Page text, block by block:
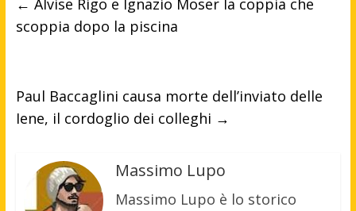
← Alvise Rigo e Ignazio Moser la coppia che
scoppia dopo la piscina
Paul Baccaglini causa morte dell’inviato delle
Iene, il cordoglio dei colleghi →
Massimo Lupo
Massimo Lupo è lo storico